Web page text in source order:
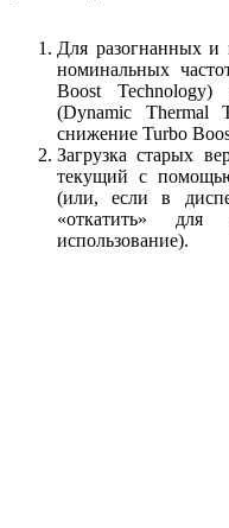
Для разогнанных и
номинальных
Boost
(Dynamic Thermal
снижение Turbo
Загрузка старых
текущий с
(или, если в
«откатить»
использование).